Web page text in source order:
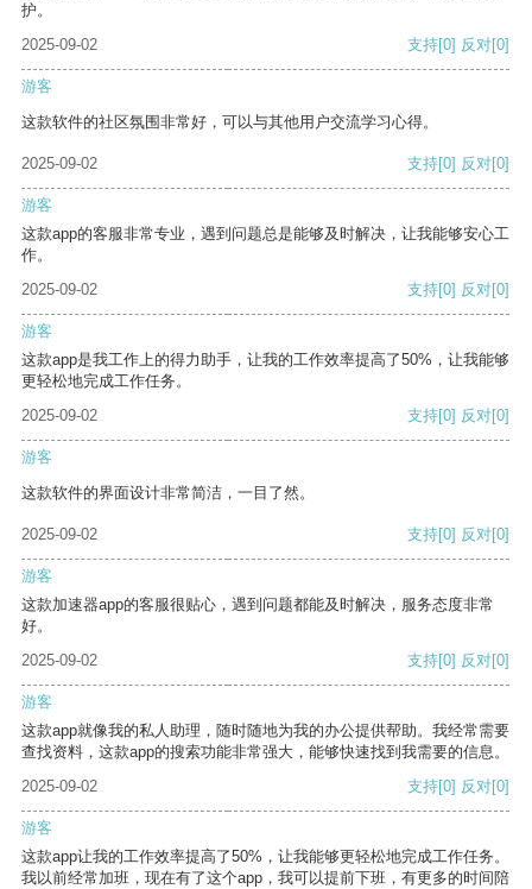
护。
2025-09-02
支持[0] 反对[0]
游客
这款软件的社区氛围非常好，可以与其他用户交流学习心得。
2025-09-02 支持[0] 反对[0]
游客
这款app的客服非常专业，遇到问题总是能够及时解决，让我能够安心工
作。
2025-09-02
支持[0] 反对[0]
游客
这款app是我工作上的得力助手，让我的工作效率提高了50%，让我能够
更轻松地完成工作任务。
2025-09-02
支持[0] 反对[0]
游客
这款软件的界面设计非常简洁，一目了然。
2025-09-02 支持[0] 反对[0]
游客
这款加速器app的客服很贴心，遇到问题都能及时解决，服务态度非常
好。
2025-09-02
支持[0] 反对[0]
游客
这款app就像我的私人助理，随时随地为我的办公提供帮助。我经常需要
查找资料，这款app的搜索功能非常强大，能够快速找到我需要的信息。
2025-09-02
支持[0] 反对[0]
游客
这款app让我的工作效率提高了50%，让我能够更轻松地完成工作任务。
我以前经常加班，现在有了这个app，我可以提前下班，有更多的时间陪